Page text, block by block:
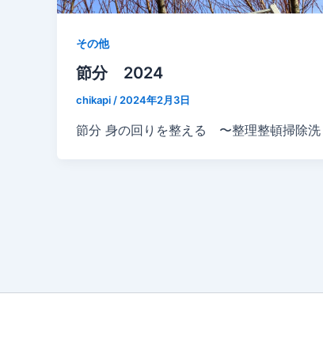
その他
節分 2024
chikapi/2024年2月3日
節分 身の回りを整える 〜整理整頓掃除洗